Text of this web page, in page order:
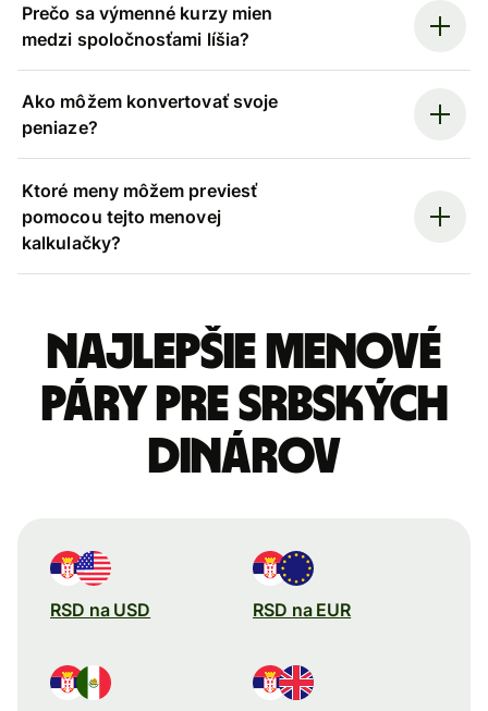
Prečo sa výmenné kurzy mien
medzi spoločnosťami líšia?
Ako môžem konvertovať svoje
peniaze?
Ktoré meny môžem previesť
pomocou tejto menovej
kalkulačky?
Najlepšie menové
páry pre Srbských
dinárov
RSD na USD RSD na EUR